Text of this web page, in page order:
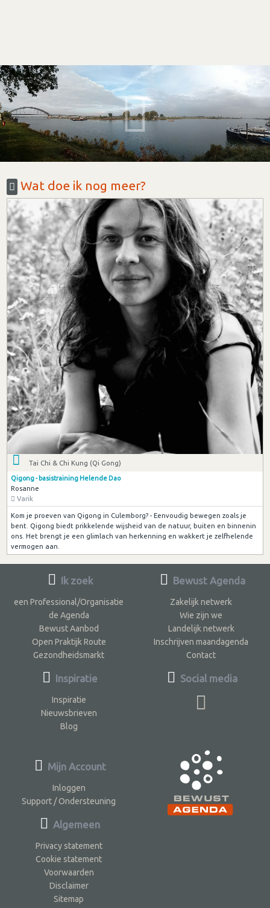
Wat doe ik nog meer?
Tai Chi & Chi Kung (Qi Gong)
Qigong - basistraining Helende Dao
Rosanne
Varik
Kom je proeven van Qigong in Culemborg? - Eenvoudig bewegen zoals je
bent. Qigong biedt prikkelende wijsheid van de natuur, buiten en binnenin
ons. Het brengt je een glimlach van herkenning en wakkert je zelfhelende
vermogen aan.
Ik zoek
een Professional/Organisatie
de Agenda
Bewust Aanbod
Open Praktijk Route
Gezondheidsmarkt
Inspiratie
Inspiratie
Nieuwsbrieven
Blog
Bewust Agenda
Zakelijk netwerk
Wie zijn we
Landelijk netwerk
Inschrijven maandagenda
Contact
Social media
Mijn Account
Inloggen
Support / Ondersteuning
Algemeen
Privacy statement
Cookie statement
Voorwaarden
Disclaimer
Sitemap